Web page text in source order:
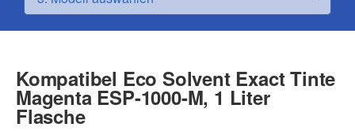
Kompatibel Eco Solvent Exact Tinte
Magenta ESP-1000-M, 1 Liter
Flasche